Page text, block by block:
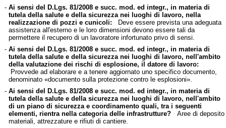
- Ai sensi del D.Lgs. 81/2008 e succ. mod. ed integr., in materia di
tutela della salute e della sicurezza nei luoghi di lavoro, nella
realizzazione di pozzi e cunicoli: Deve essere prevista una adeguata
assistenza all'esterno e le loro dimensioni devono essere tali da
permettere il recupero di un lavoratore infortunato privo di sensi.
- Ai sensi del D.Lgs. 81/2008 e succ. mod. ed integr., in materia di
tutela della salute e della sicurezza nei luoghi di lavoro, nell'ambito
della valutazione dei rischi di esplosione, il datore di lavoro:
Provvede ad elaborare e a tenere aggiornato uno specifico documento,
denominato «documento sulla protezione contro le esplosioni».
- Ai sensi del D.Lgs. 81/2008 e succ. mod. ed integr., in materia di
tutela della salute e della sicurezza nei luoghi di lavoro, nell'ambito
di un piano di sicurezza e coordinamento quali, tra i seguenti
elementi, rientra nella categoria delle infrastrutture?Aree di deposito
materiali, attrezzature e rifiuti di cantiere.